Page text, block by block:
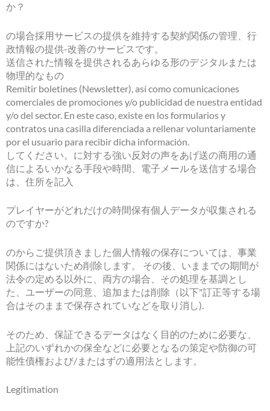
か？
の場合採用サービスの提供を維持する契約関係の管理、行
政情報の提供-改善のサービスです。
送信された情報を提供されるあらゆる形のデジタルまたは
物理的なもの
Remitir boletines (Newsletter), así como comunicaciones
comerciales de promociones y/o publicidad de nuestra entidad
y/o del sector. En este caso, existe en los formularios y
contratos una casilla diferenciada a rellenar voluntariamente
por el usuario para recibir dicha información.
してください。に対する強い反対の声をあげ送の商用の通
信によるいかなる手段や時間、電子メールを送信する場合
は、住所を記入
プレイヤーがどれだけの時間保有個人データが収集される
のですか?
のからご提供頂きました個人情報の保存については、事業
関係にはないため削除します。 その後、いままでの期間が
法令の定める以外に、両方の場合、その処理を基調とし
た、ユーザーの同意、追加または削除（以下"訂正等する場
合はそのままで保存されていなどを取り消し).
そのため、保証できるデータはなく目的のために必要な、
上記のいずれかの保全などに必要となるの策定や防御の可
能性債権および/またはずの適用法とします。
Legitimation